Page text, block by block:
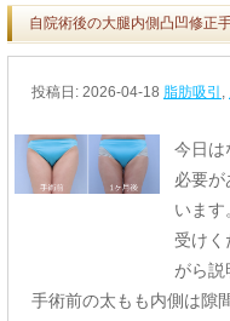
自院術後の大腿内側凸凹修正
投稿日: 2026-04-18 脂肪吸引 ,
今日は
必要が
います
受けく
がら説
手術前の太もも内側は隙